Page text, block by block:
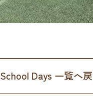
School Days 一覧へ